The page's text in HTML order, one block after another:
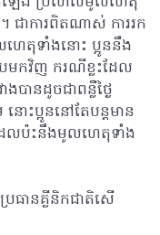
ជាការពិតណាស់ ការរក
តុទាំងនោះ ប្អូននឹង
មកវិញ ករណីខ្លះដែល
ានដូចជាពន្លឺថ្ងៃ
ះប្អូននៅតែបន្តមាន
ែលប៉ះនឹងមូលហេតុទាំង
ប្រធានគ្លីនិកជាតិសើ